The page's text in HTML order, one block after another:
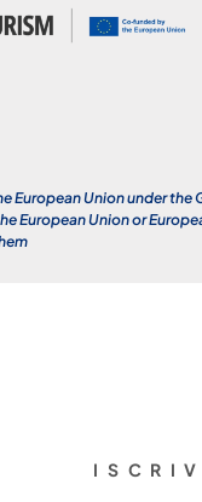
European Union under the
European Union or